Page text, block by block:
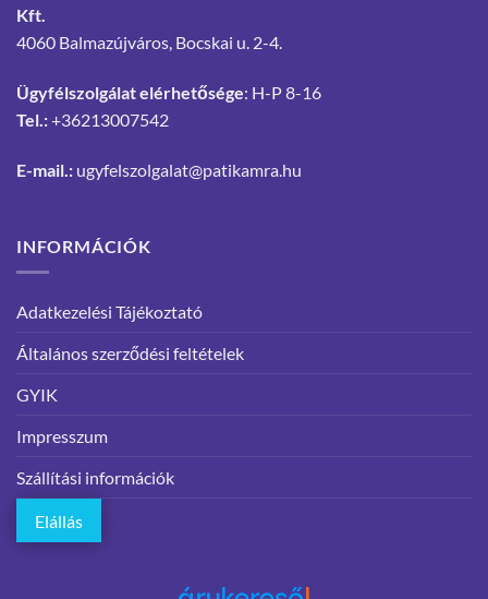
Kft.
4060 Balmazújváros, Bocskai u. 2-4.
Ügyfélszolgálat elérhetősége: H-P 8-16
Tel.:+36213007542
E-mail.: ugyfelszolgalat@patikamra.hu
INFORMÁCIÓK
Adatkezelési Tájékoztató
Általános szerződési feltételek
GYIK
Impresszum
Szállítási információk
Elállás